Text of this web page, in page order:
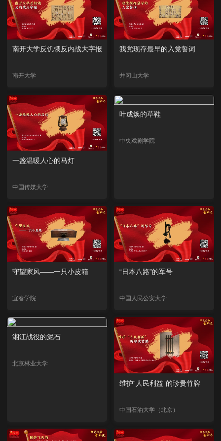
南开大学反饥饿反内战大字报
南开大学
我党现存最早的入党誓词
井冈山大学
一盏温暖人心的马灯
中国传媒大学
叶成焕的草鞋
中央戏剧学院
守望家风——一只小皮箱
宜春学院
“日本八路”的军号
中国人民公安大学
湘江战役的泥石
北京林业大学
维护“人民利益”的珍贵竹牌
中国石油大学（北京）